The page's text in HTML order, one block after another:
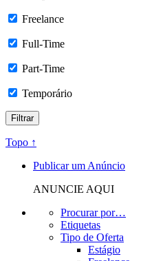
Freelance
Full-Time
Part-Time
Temporário
Topo ↑
Publicar um Anúncio
ANUNCIE AQUI
Procurar por…
Etiquetas
Tipo de Oferta
Estágio